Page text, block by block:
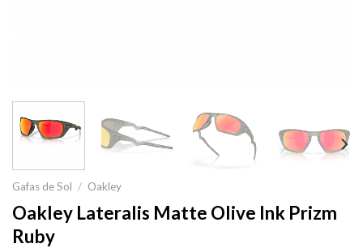
Gafas de Sol / Oakley
Oakley Lateralis Matte Olive Ink Prizm
Ruby